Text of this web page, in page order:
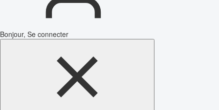
Bonjour, Se connecter